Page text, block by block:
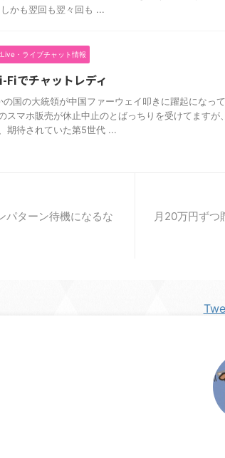
かも翌回も翌々回も ...
・ライブチャット情報
Fiでチャットレディ
の国の大統領が中国ファーウェイ叩きに躍起になっ
スマホ販売が休止中止のとばっちりを受けてますが
期待されていた第5世代 ...
パターン待機になるな 月20万円ずつ